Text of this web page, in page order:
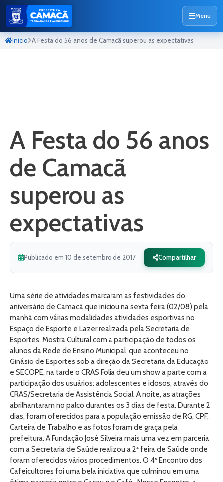
Menu
Início A Festa do 56 anos de Camacã superou as expectativas
A Festa do 56 anos
de Camacã
superou as
expectativas
Publicado em 10 de setembro de 2017 Compartilhar
Uma série de atividades marcaram as festividades do
aniversário de Camacã que iniciou na sexta feira (02/08) pela
manhã com várias modalidades atividades esportivas no
Espaço de Esporte e Lazer realizada pela Secretaria de
Esportes, Mostra Cultural com a participação de todos os
alunos da Rede de Ensino Municipal que aconteceu no
Ginásio de Esportes sob a direção da Secretaria da Educação
e SECOPE, na tarde o CRAS Folia deu um show a parte com a
participação dos usuários: adolescentes e idosos, através do
CRAS/Secretaria de Assistência Social. A noite, as atrações
abrilhantaram no palco durantes os 3 dias de festa. Durante 2
dias, foram oferecidos para a população emissão de RG, CPF,
Carteira de Trabalho e as fotos foram de graça pela
prefeitura. A Fundação José Silveira mais uma vez em parceria
com a Secretaria de Saúde realizou a 2ª feira de Saúde onde
foram oferecidos vários procedimentos. O 4º Encontro dos
Cafeicultores foi uma bela iniciativa que culminou em uma